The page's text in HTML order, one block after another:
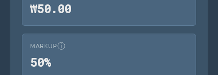
₩50.00₩50.00
MARKUPⓘ
50%50%